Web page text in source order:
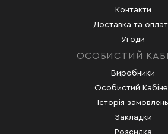
Контакти
Доставка та
Угоди
ОСОБИСТИЙ
Виробники
Особистий
Історія замовлень
Закладки
Розсилка